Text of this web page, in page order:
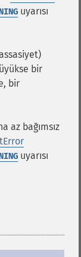
uyarısı
bir
bir
az bağımsız
uyarısı